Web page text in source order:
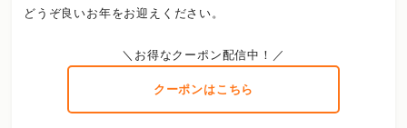
どうぞ良いお年をお迎えください。
＼お得なクーポン配信中！／
クーポンはこちら